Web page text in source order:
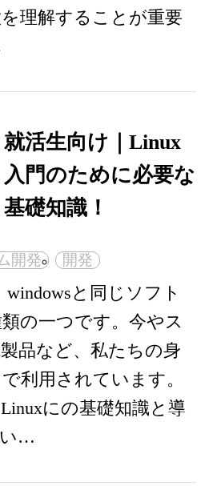
理解することが重要
就活生向け｜Linux
入門のために必要な
基礎知識！
開発 開発
と同じソフト
の一つです。今やス
品など、私たちの身
利用されています。
にの基礎知識と導
い…